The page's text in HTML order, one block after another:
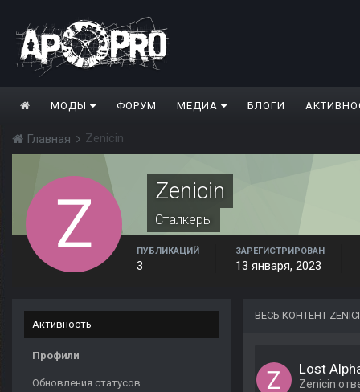
МОДЫ ФОРУМ МЕДИА БЛОГИ
Главная Zenicin
Zenicin
Сталкеры
ПУБЛИКАЦИЙ
3
ЗАРЕГИСТРИРОВАН
13 января, 2023
Активность
Профили
Обновления статусов
ВЕСЬ КОНТЕНТ
Lost
Zenicin